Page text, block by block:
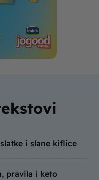
i slane kiflice
pravila i keto